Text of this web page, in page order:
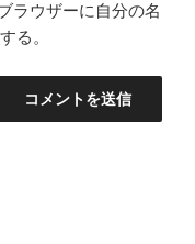
ラウザーに自分の名
る。